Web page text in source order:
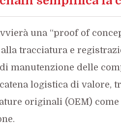
una “proof of
tracciatura e
manutenzione delle
logistica di valore,
originali (OEM)